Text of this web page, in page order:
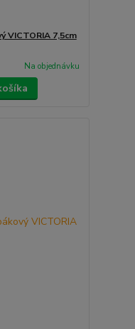
VICTORIA 7,5cm
Na objednávku